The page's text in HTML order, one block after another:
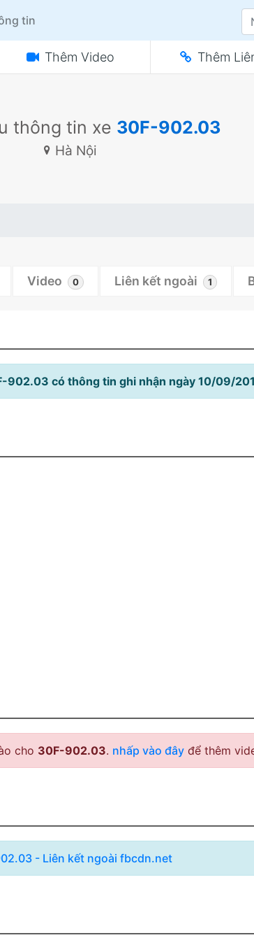
tin
Thêm Video Thêm
thông tin xe 30F-902.03
Hà Nội
Video 0 Liên kết ngoài 1
902.03 có thông tin ghi nhận ngày 10/09/
cho 30F-902.03. nhấp vào đâyđể thêm
- Liên kết ngoài fbcdn.net